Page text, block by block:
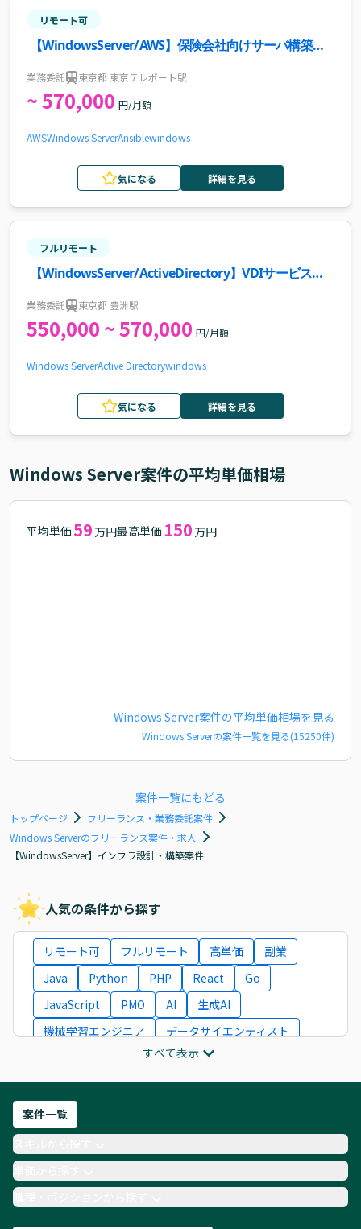
リモート可
【WindowsServer/AWS】保険会社向けサーバ構築・
業務委託 東京都 東京テレポート駅
~ 570,000 円/月額
AWSWindows ServerAnsiblewindows
気になる 詳細を見る
フルリモート
【WindowsServer/ActiveDirectory】VDIサービス基
業務委託 東京都 豊洲駅
550,000 ~ 570,000 円/月額
Windows ServerActive Directorywindows
気になる 詳細を見る
Windows Server案件の平均単価相場
平均単価59 万円最高単価 150 万円
Windows Server案件の平均単価相場を見る
Windows Serverの案件一覧を見る(15250件)
案件一覧にもどる
トップページ
フリーランス・業務委託案件
Windows Serverのフリーランス案件・求人
【WindowsServer】インフラ設計・構築案件
人気の条件から探す
リモート可 フルリモート 高単価
副業
Java
Python PHP React
Go
JavaScript
PMO AI
生成AI
機械学習エンジニア
データサイエンティスト
ITコンサルタント
フロントエンドエンジニア
ネットワークエンジニア
AIエンジニア
Webデザイナー
月収100万円 業務委託
COBOL
Ruby
TypeScript
Laravel AWS
すべて表示
案件一覧
単価から探す
職種・ポジションから探す